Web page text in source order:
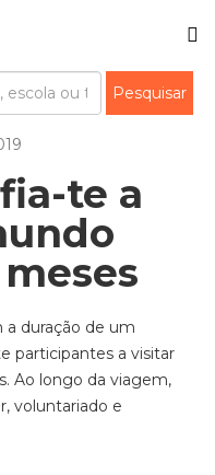
te a
duração de um
participantes a visitar
Ao longo da viagem,
voluntariado e